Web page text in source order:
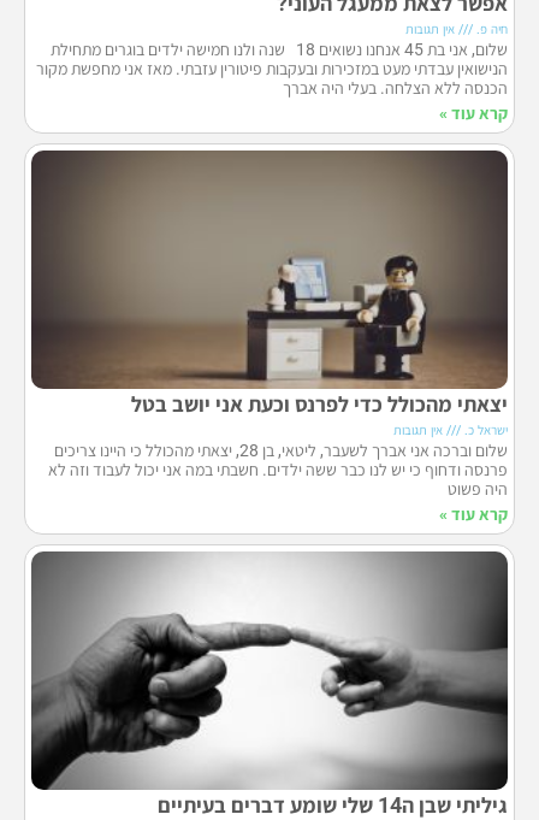
חיה פ. אין תגובות
שלום, אני בת 45 אנחנו נשואים 18 שנה ולנו חמישה ילדים בוגרים מתחילת
הנישואין עבדתי מעט במזכירות ובעקבות פיטורין עזבתי. מאז אני מחפשת מקור
הכנסה ללא הצלחה. בעלי היה אברך
קרא עוד »
יצאתי מהכולל כדי לפרנס וכעת אני יושב בטל
ישראל כ. אין תגובות
שלום וברכה אני אברך לשעבר, ליטאי, בן 28, יצאתי מהכולל כי היינו צריכים
פרנסה ודחוף כי יש לנו כבר ששה ילדים. חשבתי במה אני יכול לעבוד וזה לא
היה פשוט
קרא עוד »
גיליתי שבן ה14 שלי שומע דברים בעיתיים